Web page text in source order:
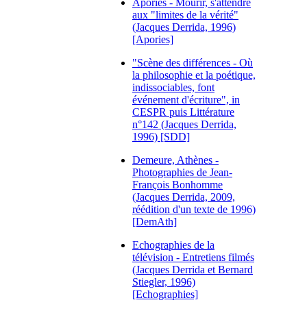
Apories - Mourir, s'attendre
aux "limites de la vérité"
(Jacques Derrida, 1996)
[Apories]
"Scène des différences - Où
la philosophie et la poétique,
indissociables, font
événement d'écriture", in
CESPR puis Littérature
n°142 (Jacques Derrida,
1996) [SDD]
Demeure, Athènes -
Photographies de Jean-
François Bonhomme
(Jacques Derrida, 2009,
réédition d'un texte de 1996)
[DemAth]
Echographies de la
télévision - Entretiens filmés
(Jacques Derrida et Bernard
Stiegler, 1996)
[Echographies]